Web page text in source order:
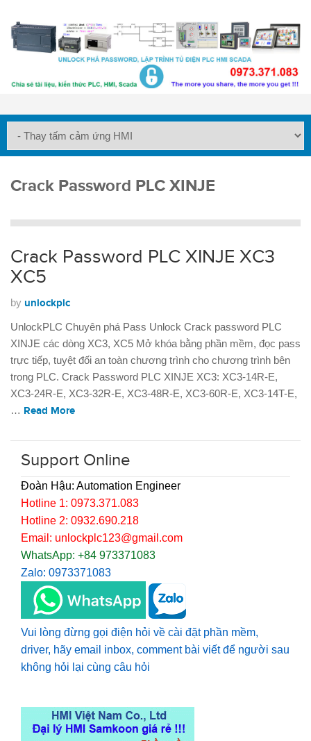
Crack Password PLC XINJE
Crack Password PLC XINJE XC3
XC5
by unlockplc
UnlockPLC Chuyên phá Pass Unlock Crack password PLC
XINJE các dòng XC3, XC5 Mở khóa bằng phần mềm, đọc pass
trực tiếp, tuyệt đối an toàn chương trình cho chương trình bên
trong PLC. Crack Password PLC XINJE XC3: XC3-14R-E,
XC3-24R-E, XC3-32R-E, XC3-48R-E, XC3-60R-E, XC3-14T-E,
… Read More
Support Online
Đoàn Hậu: Automation Engineer
Hotline 1: 0973.371.083
Hotline 2: 0932.690.218
Email: unlockplc123@gmail.com
WhatsApp: +84 973371083
Zalo: 0973371083
Vui lòng đừng gọi điện hỏi về cài đặt phần mềm,
driver, hãy email inbox, comment bài viết để người sau
không hỏi lại cùng câu hỏi